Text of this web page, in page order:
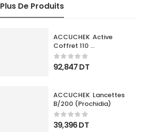
Plus De Produits
ACCUCHEK  Active
Coffret 110
Bandlettes+Appareil
92,847DT
ACCUCHEK  Lancettes
B/200 (Prochidia)
39,396DT